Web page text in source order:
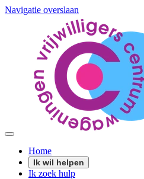
Navigatie overslaan
Home
Ik wil helpen
Ik zoek hulp